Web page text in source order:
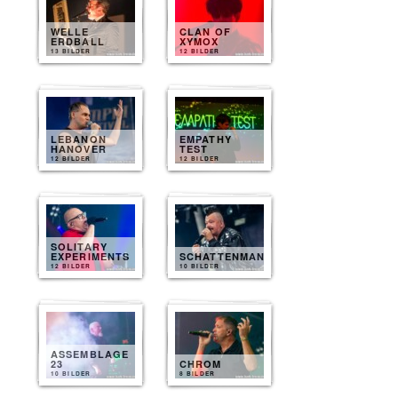
WELLE
ERDBALL
13 BILDER
CLAN OF
XYMOX
12 BILDER
LEBANON
HANOVER
12 BILDER
EMPATHY
TEST
12 BILDER
SOLITARY
EXPERIMENTS
12 BILDER
SCHATTENMANN
10 BILDER
ASSEMBLAGE
23
10 BILDER
CHROM
8 BILDER